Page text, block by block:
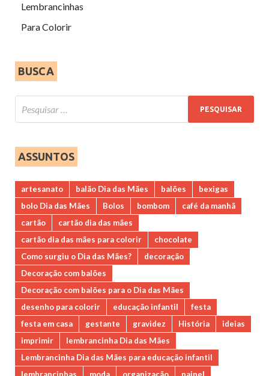
Lembrancinhas
Para Colorir
BUSCA
ASSUNTOS
artesanato balão Dia das Mães balões
bexigas
bolo Dia das Mães
Bolos bombom
café da manhã
cartão
cartão dia das mães
cartão dia das mães para colorir
chocolate
Como surgiu o Dia das Mães?
decoração
Decoração com balões
Decoração com balões para o Dia das Mães
desenho para colorir
educação infantil
festa
festa em casa
gestante gravidez História
ideias
imprimir
lembrancinha Dia das Mães
Lembrancinha Dia das Mães para educação infantil